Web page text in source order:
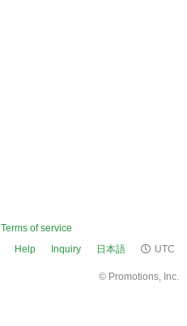
Terms of service
Help Inquiry 日本語 UTC
© Promotions, Inc.